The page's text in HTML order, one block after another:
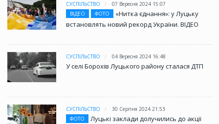
СУСПІЛЬСТВО
07 Вересня 2024 15:07
ВІДЕО
ФОТО
«Нитка єднання»: у Луцьку
встановлять новий рекорд України. ВІДЕО
СУСПІЛЬСТВО 04 Вересня 2024 16:48
У селі Борохів Луцького району сталася ДТП
СУСПІЛЬСТВО
30 Серпня 2024 21:53
ФОТО
Луцькі заклади долучились до акції